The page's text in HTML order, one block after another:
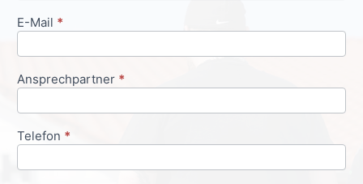
E-Mail *
Ansprechpartner *
Telefon *